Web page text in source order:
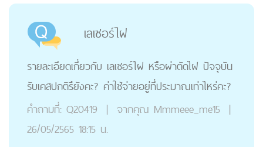
เลเซอร์ไฝ
รายละเอียดเกี่ยวกับ เลเซอร์ไฝ หรือผ่าตัดไฝ ปัจจุบัน
รับเคสปกติรึยังคะ? ค่าใช้จ่ายอยู่ที่ประมาณเท่าไหร่คะ?
คำถามที่: Q20419 | จากคุณ Mmmeee_me15 |
26/05/2565 18:15 น.